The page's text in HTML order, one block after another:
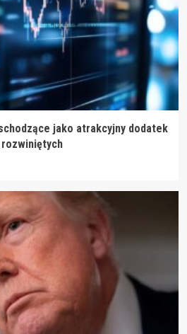
jako atrakcyjny dodatek